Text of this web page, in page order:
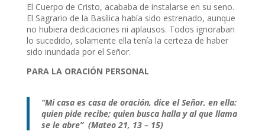
El Cuerpo de Cristo, acababa de instalarse en su seno.
El Sagrario de la Basílica había sido estrenado, aunque
no hubiera dedicaciones ni aplausos. Todos ignoraban
lo sucedido, solamente ella tenía la certeza de haber
sido inundada por el Señor.
PARA LA ORACIÓN PERSONAL
“Mi casa es casa de oración, dice el Señor, en ella:
quien pide recibe; quien busca halla y al que llama
se le abre” (Mateo 21, 13 – 15)